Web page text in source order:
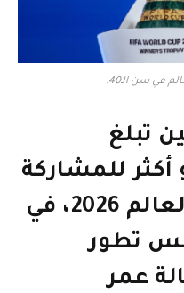
في سن الـ40.
تبلغ
عاماً أو أكثر للمشاركة
في نهائيات كأس العالم 2026، في
تطور
عمر